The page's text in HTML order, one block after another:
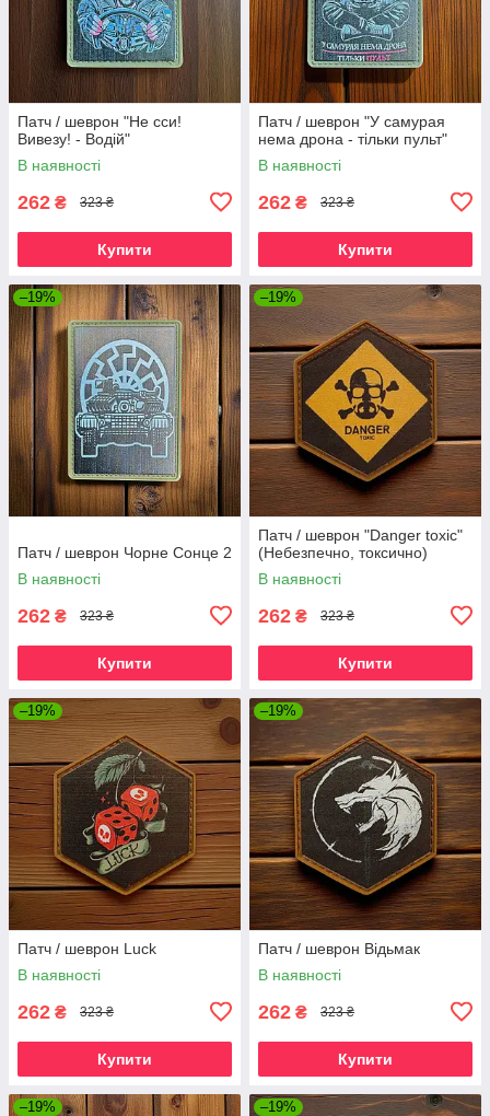
Патч / шеврон "Не сси!
Вивезу! - Водій"
В наявності
262 ₴ 323 ₴
Купити
Патч / шеврон "У самурая
нема дрона - тільки пульт"
В наявності
262 ₴ 323 ₴
Купити
–19%
Патч / шеврон Чорне Сонце 2
В наявності
262 ₴ 323 ₴
Купити
–19%
Патч / шеврон "Danger toxic"
(Небезпечно, токсично)
В наявності
262 ₴ 323 ₴
Купити
–19%
Патч / шеврон Luck
В наявності
262 ₴ 323 ₴
Купити
–19%
Патч / шеврон Відьмак
В наявності
262 ₴ 323 ₴
Купити
–19% –19%